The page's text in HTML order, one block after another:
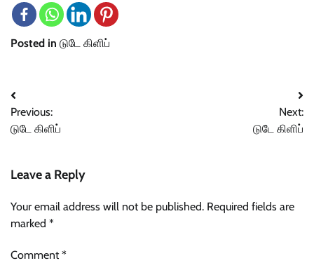
Posted in டுடே கிளிப்
Post
navigation
Previous:
டுடே கிளிப்
Next:
டுடே கிளிப்
Leave a Reply
Your email address will not be published. Required fields are
marked *
Comment*